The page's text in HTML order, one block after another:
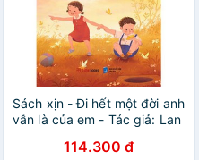
Sách xịn - Đi hết một đời anh
vẫn là của em - Tác giả: Lan
114.300 đ